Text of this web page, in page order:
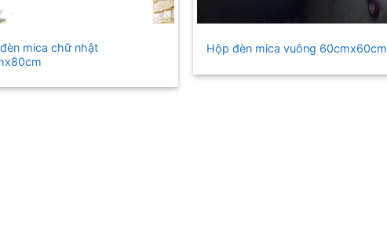
mica chữ nhật
Hộp đèn mica vuông 60cmx60cm